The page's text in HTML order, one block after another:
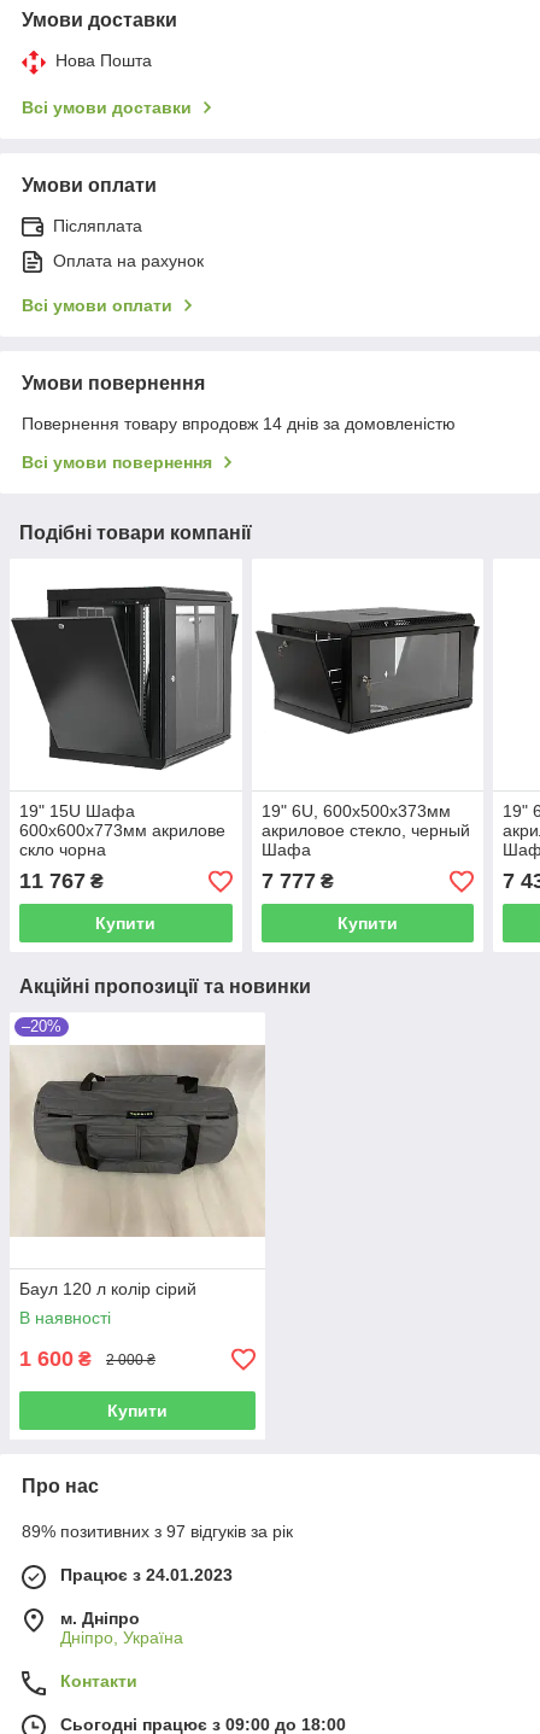
Умови доставки
Нова Пошта
Всі умови доставки
Умови оплати
Післяплата
Оплата на рахунок
Всі умови оплати
Умови повернення
Повернення товару впродовж 14 днів за домовленістю
Всі умови повернення
Подібні товари компанії
19" 15U Шафа
600x600x773мм акрилове
скло чорна
11 767 ₴
Купити
19" 6U, 600x500x373мм
акриловое стекло, черный
Шафа
7 777₴
Купити
19"
7
Акційні пропозиції та новинки
–20%
Баул 120 л колір сірий
В наявності
1 600 ₴ 2 000 ₴
Купити
Про нас
89% позитивних з 97 відгуків за рік
Працює з 24.01.2023
м. Дніпро
Дніпро, Україна
Контакти
Сьогодні працює з 09:00 до 18:00